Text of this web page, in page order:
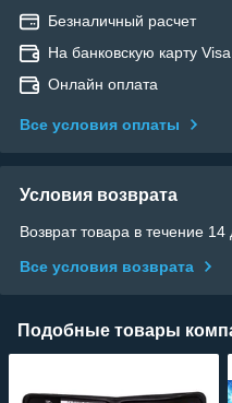
Безналичный расчет
На банковскую карту
Онлайн оплата
Все условия оплаты
Условия возврата
Возврат товара в течение
Все условия возврата
Подобные товары